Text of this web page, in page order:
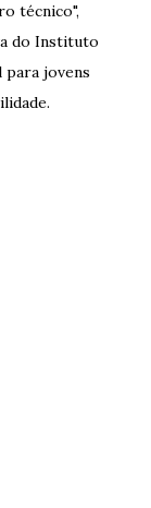
técnico",
do Instituto
para jovens